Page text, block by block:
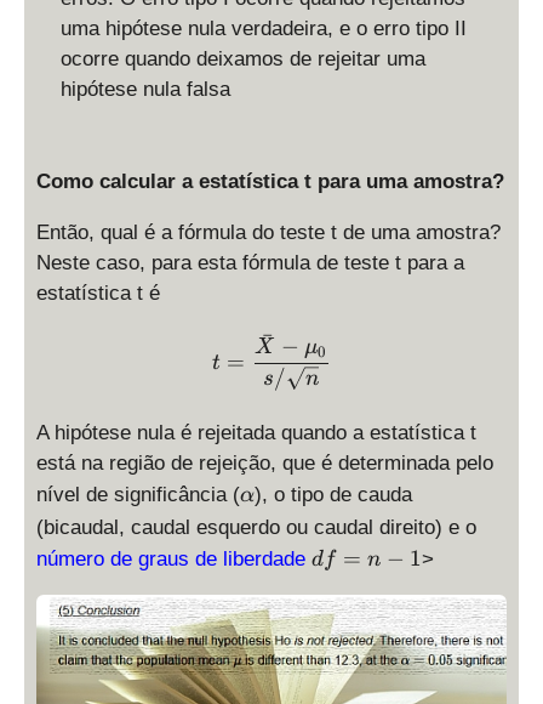
uma hipótese nula verdadeira, e o erro tipo II
ocorre quando deixamos de rejeitar uma
hipótese nula falsa
Como calcular a estatística t para uma amostra?
Então, qual é a fórmula do teste t de uma amostra?
Neste caso, para esta fórmula de teste t para a
estatística t é
t = \frac{\bar X -
t =
s/ n
X
ˉ − μ0
A hipótese nula é rejeitada quando a estatística t
está na região de rejeição, que é determinada pelo
nível de significância (\
a
p
h
a
α), o tipo de cauda
(bicaudal, caudal esquerdo ou caudal direito) e o
número de graus de liberdade d
=
n
-
1
df = n − 1>